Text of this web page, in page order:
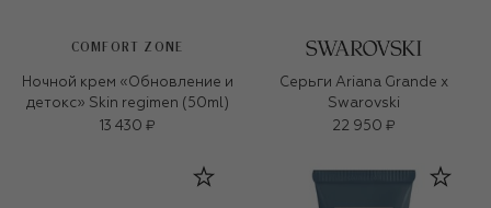
COMFORT ZONE
Ночной крем «Обновление и
детокс» Skin regimen (50ml)
13 430 ₽
Серьги Ariana Grande x
Swarovski
22 950 ₽